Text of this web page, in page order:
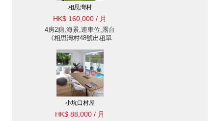
相思灣村
HK$ 160,000 / 月
4房2廁,海景,連車位,露台
《相思灣村48號出租單
小坑口村屋
HK$ 88,000 / 月